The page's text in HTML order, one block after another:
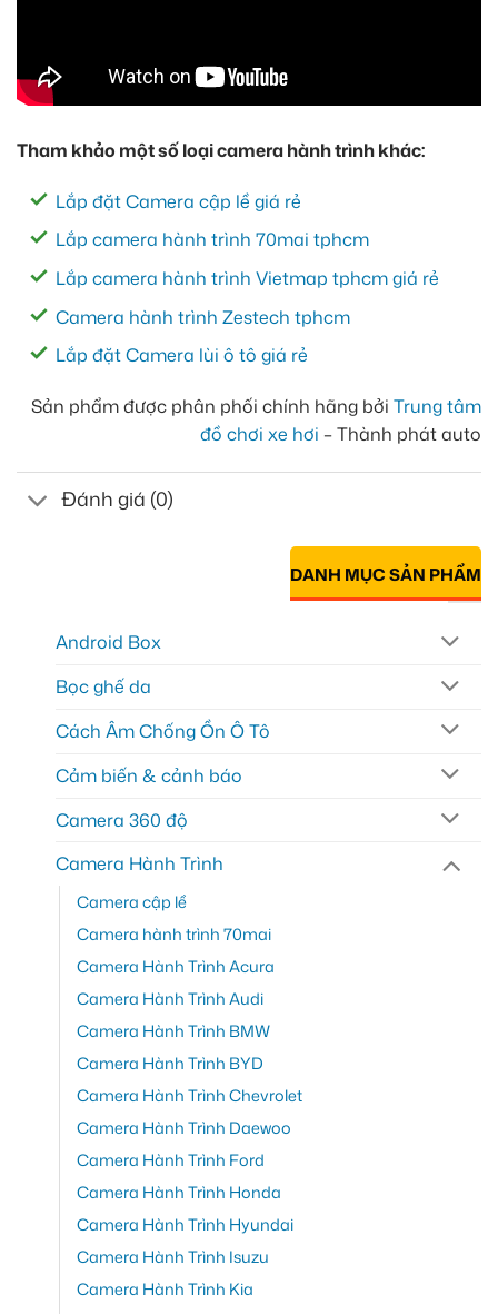
Tham khảo một số loại camera hành trình khác:
Lắp đặt Camera cập lề giá rẻ
Lắp camera hành trình 70mai tphcm
Lắp camera hành trình Vietmap tphcm giá rẻ
Camera hành trình Zestech tphcm
Lắp đặt Camera lùi ô tô giá rẻ
Sản phẩm được phân phối chính hãng bởi Trung tâm
đồ chơi xe hơi – Thành phát auto
Đánh giá (0)
DANH MỤC SẢN PHẨM
Android Box
Bọc ghế da
Cách Âm Chống Ồn Ô Tô
Cảm biến & cảnh báo
Camera 360 độ
Camera Hành Trình
Camera cập lề
Camera hành trình 70mai
Camera Hành Trình Acura
Camera Hành Trình Audi
Camera Hành Trình BMW
Camera Hành Trình BYD
Camera Hành Trình Chevrolet
Camera Hành Trình Daewoo
Camera Hành Trình Ford
Camera Hành Trình Honda
Camera Hành Trình Hyundai
Camera Hành Trình Isuzu
Camera Hành Trình Kia